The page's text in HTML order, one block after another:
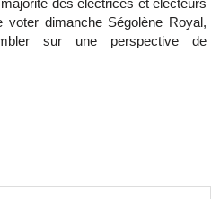
des électrices et électeurs
dimanche Ségolène Royal,
sur une perspective de